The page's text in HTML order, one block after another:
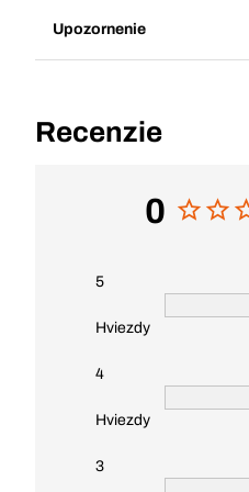
Upozornenie
Recenzie
0
5
Hviezdy
4
Hviezdy
3